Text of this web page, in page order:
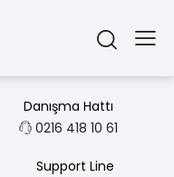
Danışma Hattı
0216 418 10 61
Support Line